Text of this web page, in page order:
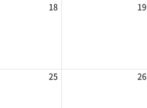
18 19
25 26